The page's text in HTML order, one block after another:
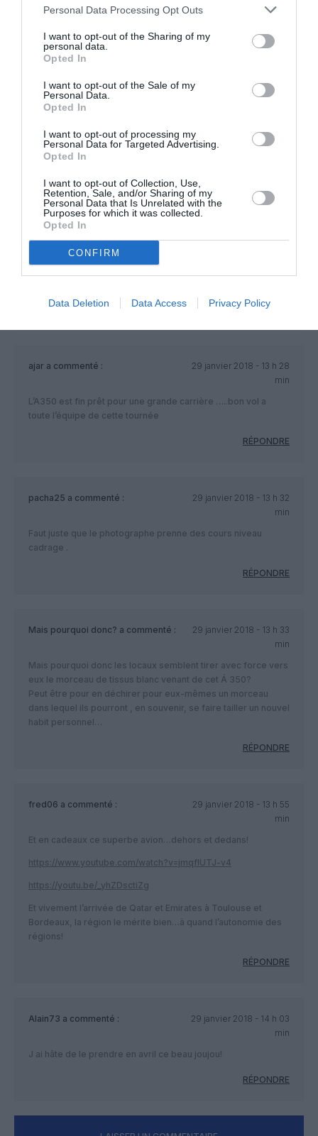
Personal Data Processing Opt Outs
I want to opt-out of the Sharing of my
personal data.
Opted In
I want to opt-out of the Sale of my
Personal Data.
Opted In
I want to opt-out of processing my
Personal Data for Targeted Advertising.
Opted In
I want to opt-out of Collection, Use,
Retention, Sale, and/or Sharing of my
Personal Data that Is Unrelated with the
Purposes for which it was collected.
Opted In
CONFIRM
Data Deletion Data Access Privacy Policy
@Euclide C’est pas parce qu’on fait une
remarque sur un petit défaut qu’on est
jamais content.
Et un peu de critique n’a jamais nuis
JUAN TRIPPE
commenté :
Je ne suis pas Français…mais je suis très
francophile. Je donne un autre point de
vue 😉 Perso, je suis plutôt Boeing. Si tout
le monde était d’accord sur tout sur ce
site, ce ne serait pas très intéressant.
ajar a commenté :
29 janvier 2018 - 13 h 28
min
L’A350 est fin prêt pour une grande carrière …..bon vol a
toute l’équipe de cette tournée
RÉPONDRE
pacha25 a commenté :
29 janvier 2018 - 13 h 32
min
Faut juste que le photographe prenne des cours niveau
cadrage .
RÉPONDRE
Mais pourquoi donc? a commenté :
29 janvier 2018 - 13 h 33
min
Mais pourquoi donc les locaux semblent tirer avec force vers
eux le morceau de tissus blanc venant de cet Á 350?
Peut être pour en déchirer pour eux-mêmes un morceau
dans lequel ils pourront , en souvenir, se faire tailler un nouvel
habit personnel…
RÉPONDRE
fred06 a commenté :
29 janvier 2018 - 13 h 55
min
Et en cadeaux ce superbe avion…dehors et dedans!
https://www.youtube.com/watch?v=jmqfIUTJ-v4
https://youtu.be/_yhZDsctiZg
Et vivement l’arrivée de Qatar et Emirates à Toulouse et
Bordeaux, la région le mérite bien…à quand l’autonomie des
régions!
RÉPONDRE
Alain73 a commenté :
29 janvier 2018 - 14 h 03
min
J ai hâte de le prendre en avril ce beau joujou!
RÉPONDRE